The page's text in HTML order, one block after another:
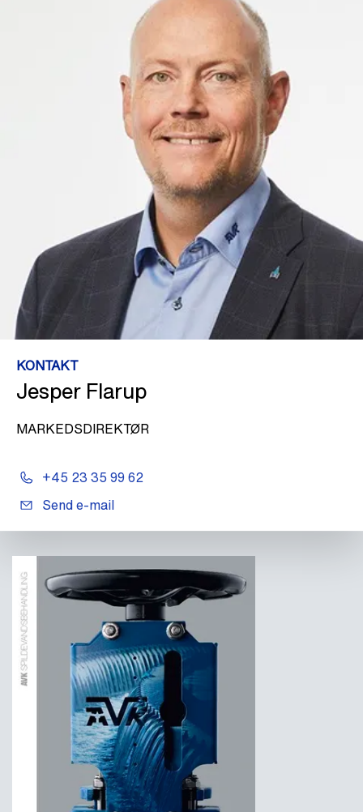
KONTAKT
Jesper Flarup
MARKEDSDIREKTØR
+45 23 35 99 62
Send e-mail